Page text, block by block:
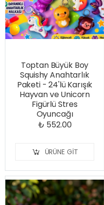
Toptan Büyük Boy
Squishy Anahtarlık
Paketi - 24'lü Karışık
Hayvan ve Unicorn
Figürlü Stres
Oyuncağı
₺ 552.00
ÜRÜNE GIT